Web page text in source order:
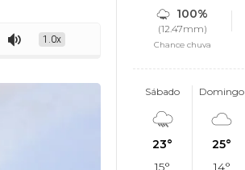
1.0x
100%
(12.47mm)
Chance chuva
Sábado
23°
15°
Domingo
25°
14°